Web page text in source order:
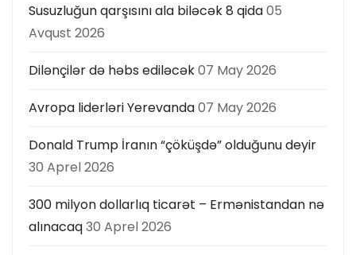
ı
Susuzluğun qarşısını ala biləcək 8 qida05
Avqust 2026
Dilənçilər də həbs ediləcək07 May 2026
Avropa liderləri Yerevanda07 May 2026
Donald Trump İranın “çöküşdə” olduğunu deyir
30 Aprel 2026
300 milyon dollarlıq ticarət – Ermənistandan nə
alınacaq30 Aprel 2026